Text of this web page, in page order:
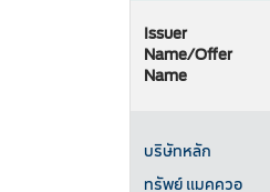
Issuer
Name/Offer
Name
บริษัทหลัก
ทรัพย์ แมคควอ